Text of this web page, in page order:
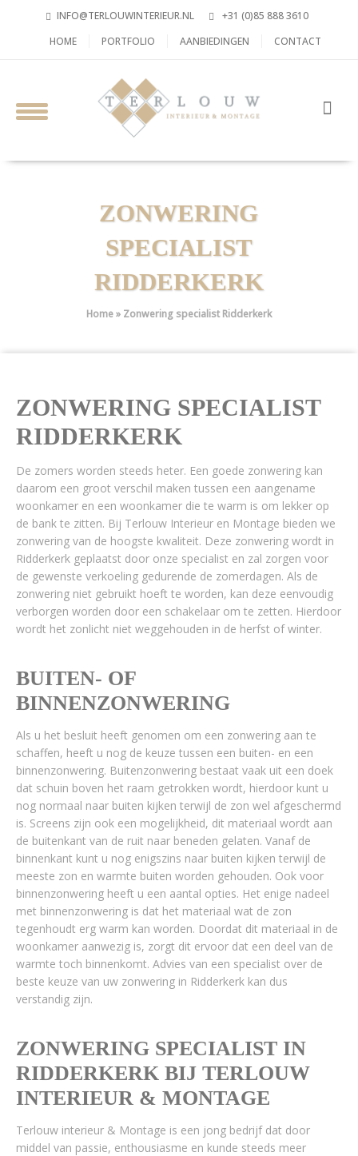
INFO@TERLOUWINTERIEUR.NL
+31 (0)85 888 3610
HOME
PORTFOLIO AANBIEDINGEN CONTACT
ZONWERING
SPECIALIST
RIDDERKERK
Home» Zonwering specialist Ridderkerk
ZONWERING SPECIALIST
RIDDERKERK
De zomers worden steeds heter. Een goede zonwering kan
daarom een groot verschil maken tussen een aangename
woonkamer en een woonkamer die te warm is om lekker op
de bank te zitten. Bij Terlouw Interieur en Montage bieden we
zonwering van de hoogste kwaliteit. Deze zonwering wordt in
Ridderkerk geplaatst door onze specialist en zal zorgen voor
de gewenste verkoeling gedurende de zomerdagen. Als de
zonwering niet gebruikt hoeft te worden, kan deze eenvoudig
verborgen worden door een schakelaar om te zetten. Hierdoor
wordt het zonlicht niet weggehouden in de herfst of winter.
BUITEN- OF
BINNENZONWERING
Als u het besluit heeft genomen om een zonwering aan te
schaffen, heeft u nog de keuze tussen een buiten- en een
binnenzonwering. Buitenzonwering bestaat vaak uit een doek
dat schuin boven het raam getrokken wordt, hierdoor kunt u
nog normaal naar buiten kijken terwijl de zon wel afgeschermd
is. Screens zijn ook een mogelijkheid, dit materiaal wordt aan
de buitenkant van de ruit naar beneden gelaten. Vanaf de
binnenkant kunt u nog enigszins naar buiten kijken terwijl de
meeste zon en warmte buiten worden gehouden. Ook voor
binnenzonwering heeft u een aantal opties. Het enige nadeel
met binnenzonwering is dat het materiaal wat de zon
tegenhoudt erg warm kan worden. Doordat dit materiaal in de
woonkamer aanwezig is, zorgt dit ervoor dat een deel van de
warmte toch binnenkomt. Advies van een specialist over de
beste keuze van uw zonwering in Ridderkerk kan dus
verstandig zijn.
ZONWERING SPECIALIST IN
RIDDERKERK BIJ TERLOUW
INTERIEUR & MONTAGE
Terlouw interieur & Montage is een jong bedrijf dat door
middel van passie, enthousiasme en kunde steeds meer